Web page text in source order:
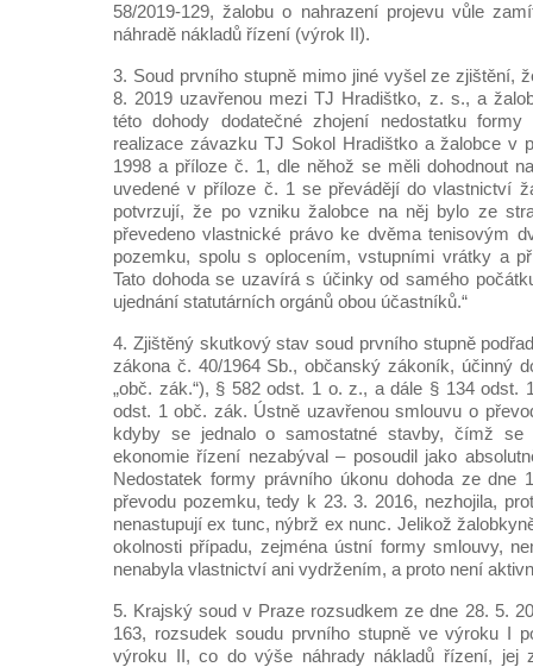
58/2019-129, žalobu o nahrazení projevu vůle
náhradě nákladů řízení (výrok II).
3. Soud prvního stupně mimo jiné vyšel ze zjištění,
8. 2019 uzavřenou mezi TJ Hradištko, z. s., a
této dohody dodatečné zhojení nedostatku
realizace závazku TJ Sokol Hradištko a žalobce v
1998 a příloze č. 1, dle něhož se měli dohodnout
uvedené v příloze č. 1 se převádějí do vlastnictví
potvrzují, že po vzniku žalobce na něj bylo ze
převedeno vlastnické právo ke dvěma tenisovým
pozemku, spolu s oplocením, vstupními vrátky a
Tato dohoda se uzavírá s účinky od samého
ujednání statutárních orgánů obou účastníků.“
4. Zjištěný skutkový stav soud prvního stupně
zákona č. 40/1964 Sb., občanský zákoník, účinný
„obč. zák.“), § 582 odst. 1 o. z., a dále § 134 odst.
odst. 1 obč. zák. Ústně uzavřenou smlouvu o
kdyby se jednalo o samostatné stavby, čímž se
ekonomie řízení nezabýval – posoudil jako
Nedostatek formy právního úkonu dohoda ze dne
převodu pozemku, tedy k 23. 3. 2016, nezhojila,
nenastupují ex tunc, nýbrž ex nunc. Jelikož
okolnosti případu, zejména ústní formy smlouvy,
nenabyla vlastnictví ani vydržením, a proto není
5. Krajský soud v Praze rozsudkem ze dne 28. 5.
163, rozsudek soudu prvního stupně ve výroku I
výroku II, co do výše náhrady nákladů řízení, jej